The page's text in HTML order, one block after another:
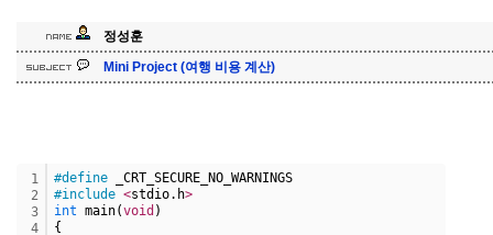
정성훈
Mini Project (여행 비용 계산)
1
2
3
4
#define _CRT_SECURE_NO_WARNINGS
#include <stdio.h>
int main(void )
{